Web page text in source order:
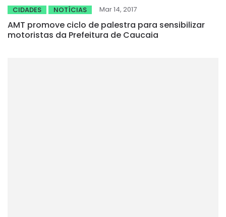
CIDADES NOTÍCIAS Mar 14, 2017
AMT promove ciclo de palestra para sensibilizar
motoristas da Prefeitura de Caucaia